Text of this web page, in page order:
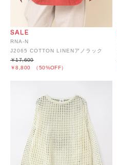
RNA-N
J2065 COTTON LINENアノラック
￥8,800 （50%OFF）
￥17,600